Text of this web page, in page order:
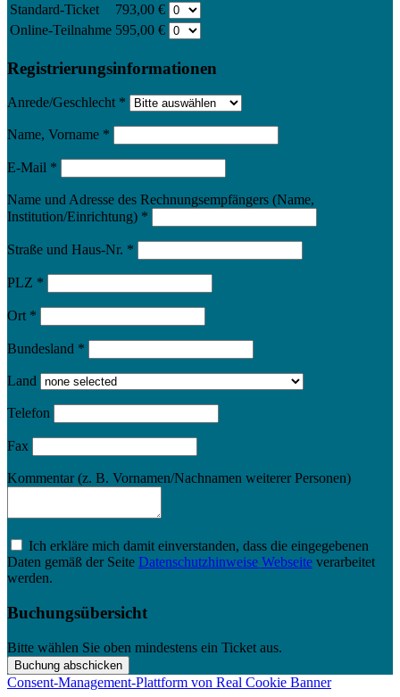
Standard-Ticket
793,00 €
Online-Teilnahme 595,00 €
Registrierungsinformationen
Anrede/Geschlecht *
Name, Vorname *
E-Mail *
Name und Adresse des Rechnungsempfängers (Name,
Institution/Einrichtung) *
Straße und Haus-Nr. *
PLZ *
Ort *
Bundesland *
Land
Telefon
Fax
Kommentar (z. B. Vornamen/Nachnamen weiterer Personen)
Ich erkläre mich damit einverstanden, dass die eingegebenen
Daten gemäß der Seite Datenschutzhinweise Webseite verarbeitet
werden.
Buchungsübersicht
Bitte wählen Sie oben mindestens ein Ticket aus.
Consent-Management-Plattform von Real Cookie Banner